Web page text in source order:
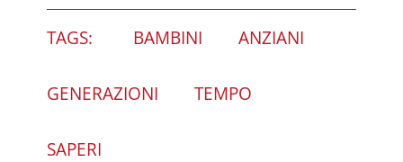
TAGS: BAMBINI ANZIANI
GENERAZIONI TEMPO
SAPERI